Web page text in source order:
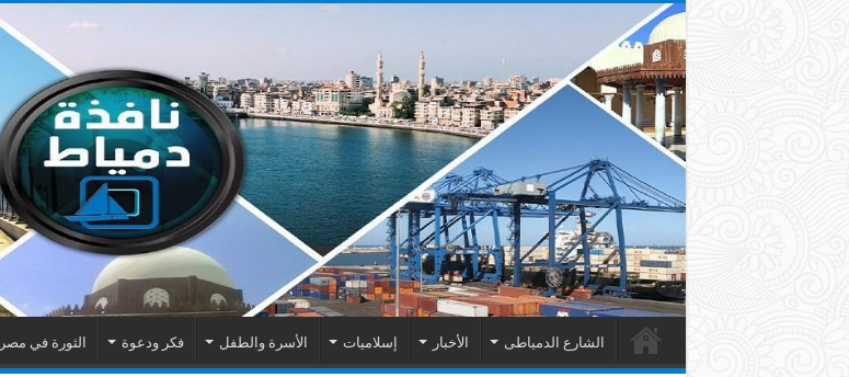
الشارع الدمياطى الأخبار إسلاميات الأسرة والطفل فكر ودعوة الثورة في مصر